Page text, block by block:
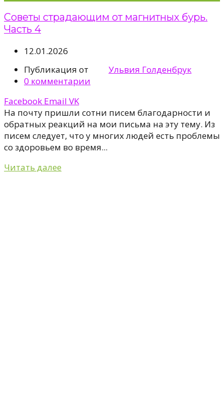
Советы страдающим от магнитных бурь.
Часть 4
12.01.2026
Публикация от
Ульвия Голденбрук
0 комментарии
Facebook Email VK
На почту пришли сотни писем благодарности и
обратных реакций на мои письма на эту тему. Из
писем следует, что у многих людей есть проблемы
со здоровьем во время...
Читать далее